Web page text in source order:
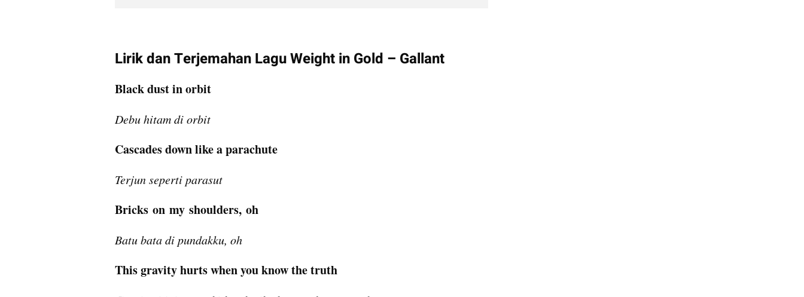
Lirik dan Terjemahan Lagu Weight in Gold – Gallant
Black dust in orbit
Debu hitam di orbit
Cascades down like a parachute
Terjun seperti parasut
Bricks on my shoulders, oh
Batu bata di pundakku, oh
This gravity hurts when you know the truth